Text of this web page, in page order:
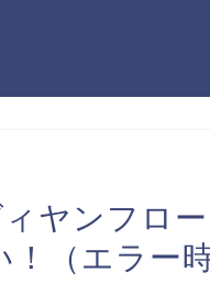
ヤンフロ
（エラー